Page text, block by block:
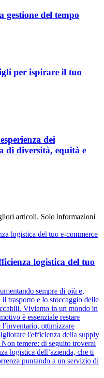
gestione del tempo
per ispirare il tuo
dei
di diversità, equità e
articoli. Solo informazioni
logistica del tuo
sempre di più e,
il trasporto e lo stoccaggio delle
Viviamo in un mondo in
è essenziale restare
l’inventario, ottimizzare
l'efficienza della supply
temere: di seguito troverai
logistica dell’azienda, che ti
puntando a un servizio di